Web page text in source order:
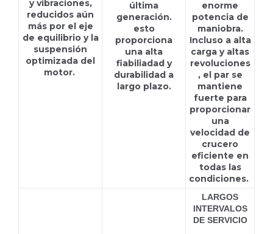
y vibraciones,
reducidos aún
más por el eje
de equilibrio y la
suspensión
optimizada del
motor.
última
generación.
esto
proporciona
una alta
fiabiliadad y
durabilidad a
largo plazo.
enorme
potencia de
maniobra.
Incluso a alta
carga y altas
revoluciones
, el par se
mantiene
fuerte para
proporcionar
una
velocidad de
crucero
eficiente en
todas las
condiciones.
LARGOS
INTERVALOS
DE SERVICIO